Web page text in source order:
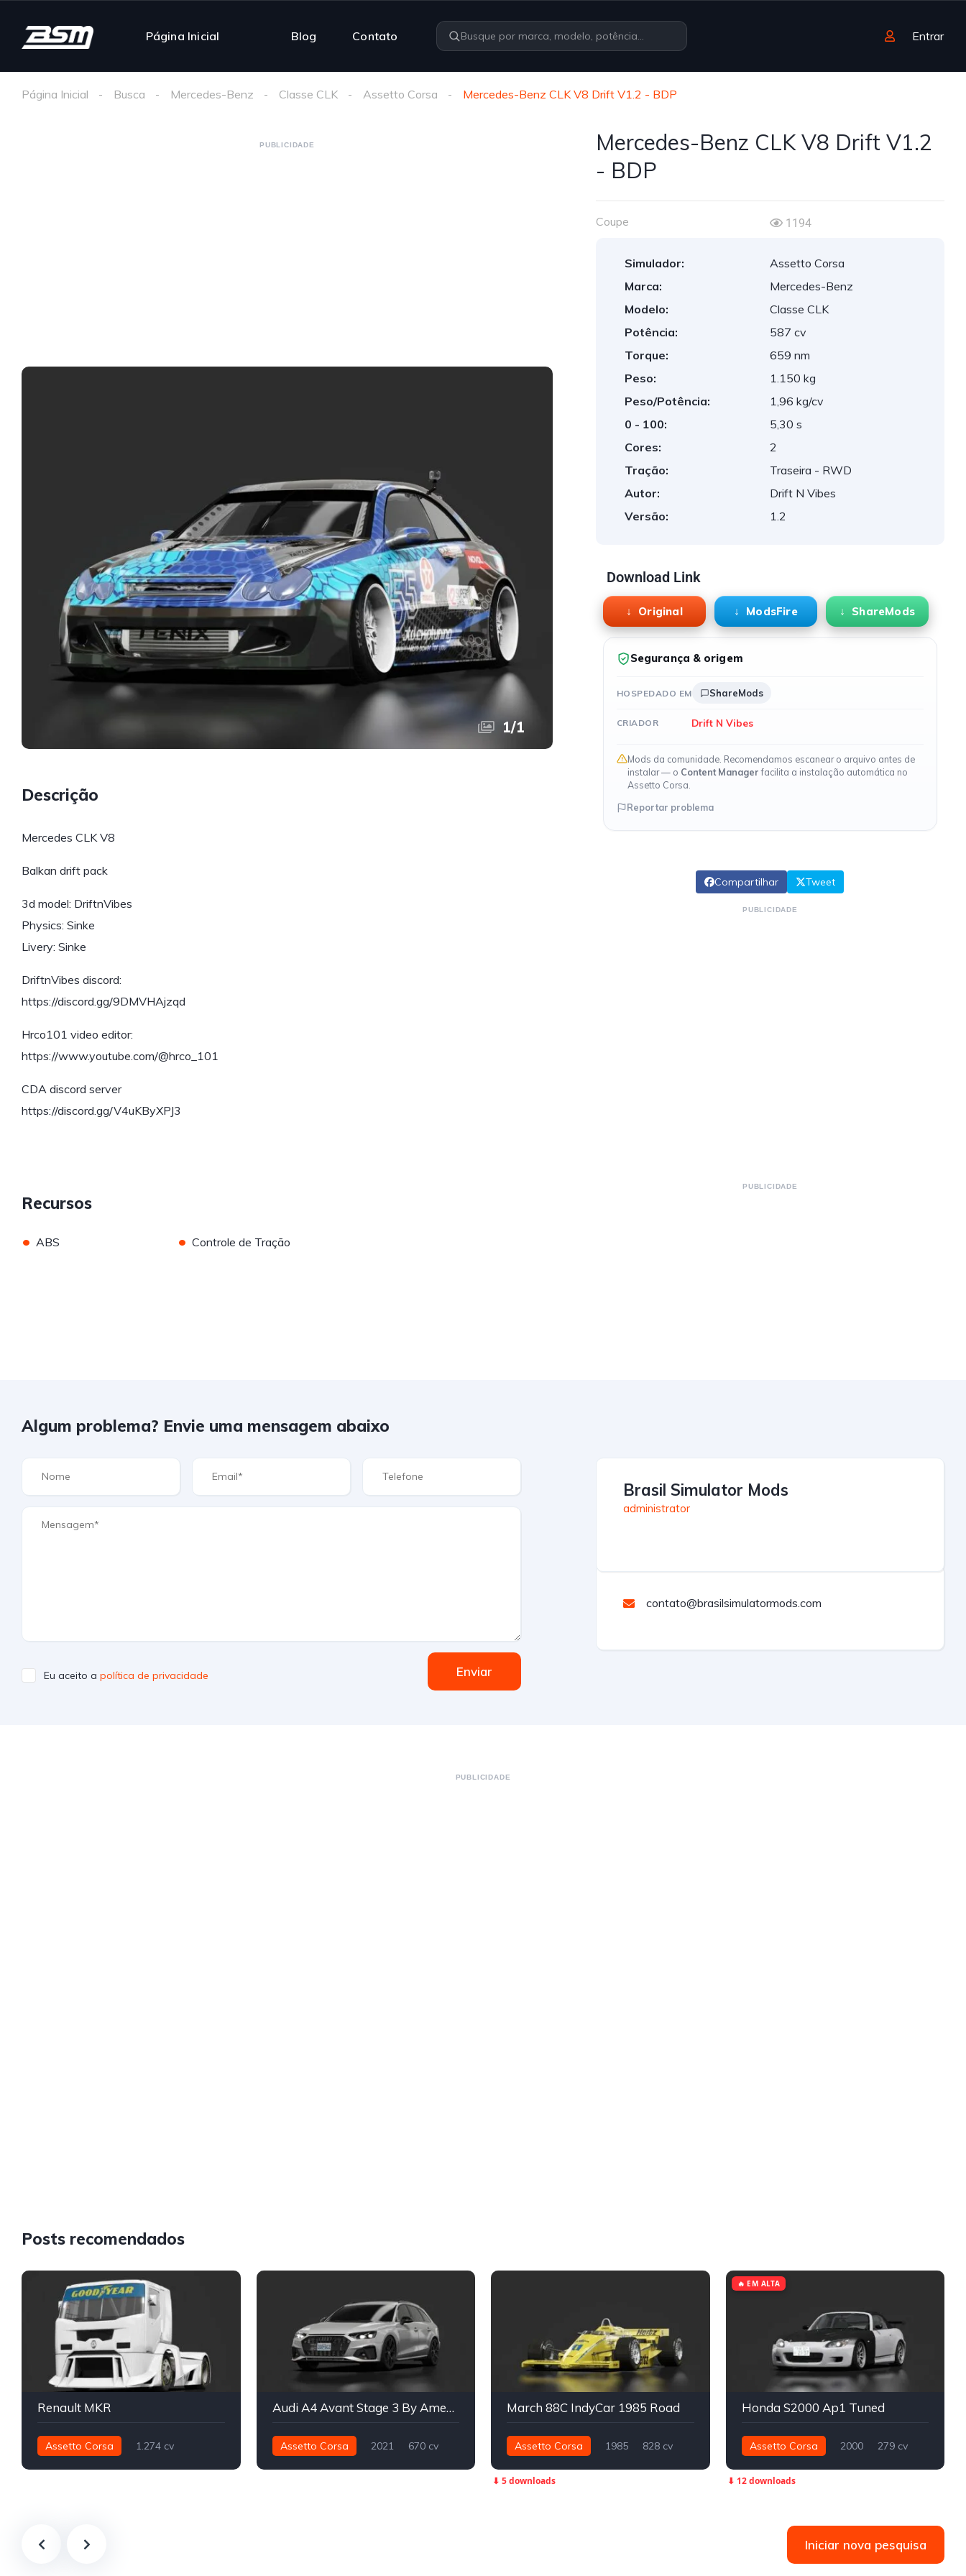
Página Inicial Blog Contato Entrar
Página Inicial Busca Mercedes-Benz Classe CLK Assetto Corsa Mercedes-Benz CLK V8 Drift V1.2 - BDP
PUBLICIDADE
1/1
Descrição
Mercedes CLK V8
Balkan drift pack
3d model: DriftnVibes
Physics: Sinke
Livery: Sinke
DriftnVibes discord:
https://discord.gg/9DMVHAjzqd
Hrco101 video editor:
https://www.youtube.com/@hrco_101
CDA discord server
https://discord.gg/V4uKByXPJ3
Recursos
• ABS • Controle de Tração
Mercedes-Benz CLK V8 Drift V1.2
- BDP
Coupe 1194
Simulador:
Assetto Corsa
Marca:
Mercedes-Benz
Modelo:
Classe CLK
Potência:
587 cv
Torque:
659 nm
Peso:
1.150 kg
Peso/Potência:
1,96 kg/cv
0 - 100:
5,30 s
Cores:
2
Tração:
Traseira - RWD
Autor:
Drift N Vibes
Versão:
1.2
Download Link
Original ModsFire ShareMods
Segurança & origem
HOSPEDADO EM ShareMods
CRIADOR Drift N Vibes
Mods da comunidade. Recomendamos escanear o arquivo antes de
instalar — o Content Managerfacilita a instalação automática no
Assetto Corsa.
Reportar problema
Compartilhar Tweet
PUBLICIDADE
PUBLICIDADE
Algum problema? Envie uma mensagem abaixo
Eu aceito a política de privacidade Enviar
Brasil Simulator Mods
administrator
contato@brasilsimulatormods.com
PUBLICIDADE
Posts recomendados
Renault MKR
Assetto Corsa
1.274 cv
Audi A4 Avant Stage 3 By AmedPerf
Assetto Corsa 2021
670 cv
March 88C IndyCar 1985 Road
Assetto Corsa 1985
828 cv
IndyCar
⬇ 5 downloads
Honda S2000 Ap1 Tuned
Assetto Corsa 2000
279 cv
🔥 EM ALTA
⬇ 12 downloads
Iniciar nova pesquisa